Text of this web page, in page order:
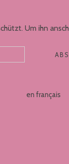
Um ihn
en français